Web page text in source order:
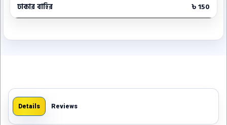
ঢাকার বাহির
৳ 150
Details Reviews